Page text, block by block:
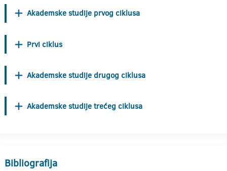
Akademske studije prvog ciklusa
Prvi ciklus
Akademske studije drugog ciklusa
Akademske studije trećeg ciklusa
Bibliografija